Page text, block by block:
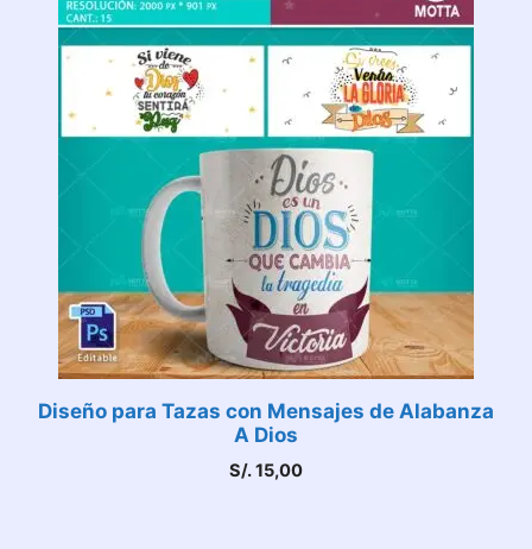
Diseño para Tazas con Mensajes de Alabanza
A Dios
S/.15,00